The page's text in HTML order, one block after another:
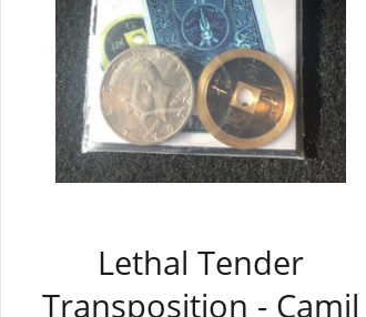
Lethal Tender
Transposition - Camil